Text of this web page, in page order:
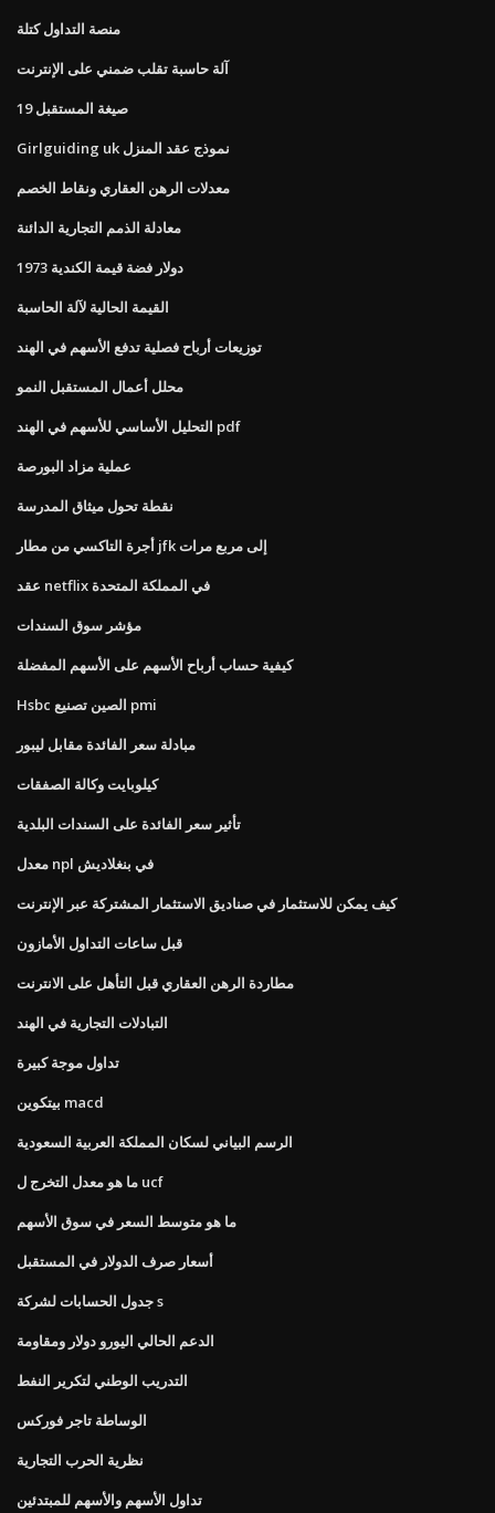
منصة التداول كتلة
آلة حاسبة تقلب ضمني على الإنترنت
صيغة المستقبل 19
Girlguiding uk نموذج عقد المنزل
معدلات الرهن العقاري ونقاط الخصم
معادلة الذمم التجارية الدائنة
1973 دولار فضة قيمة الكندية
القيمة الحالية لآلة الحاسبة
توزيعات أرباح فصلية تدفع الأسهم في الهند
محلل أعمال المستقبل النمو
التحليل الأساسي للأسهم في الهند pdf
عملية مزاد البورصة
نقطة تحول ميثاق المدرسة
أجرة التاكسي من مطار jfk إلى مربع مرات
عقد netflix في المملكة المتحدة
مؤشر سوق السندات
كيفية حساب أرباح الأسهم على الأسهم المفضلة
Hsbc الصين تصنيع pmi
مبادلة سعر الفائدة مقابل ليبور
كيلوبايت وكالة الصفقات
تأثير سعر الفائدة على السندات البلدية
معدل npl في بنغلاديش
كيف يمكن للاستثمار في صناديق الاستثمار المشتركة عبر الإنترنت
قبل ساعات التداول الأمازون
مطاردة الرهن العقاري قبل التأهل على الانترنت
التبادلات التجارية في الهند
تداول موجة كبيرة
بيتكوين macd
الرسم البياني لسكان المملكة العربية السعودية
ما هو معدل التخرج ل ucf
ما هو متوسط ​​السعر في سوق الأسهم
أسعار صرف الدولار في المستقبل
جدول الحسابات لشركة s
الدعم الحالي اليورو دولار ومقاومة
التدريب الوطني لتكرير النفط
الوساطة تاجر فوركس
نظرية الحرب التجارية
تداول الأسهم والأسهم للمبتدئين